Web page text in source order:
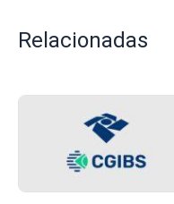
Relacionadas